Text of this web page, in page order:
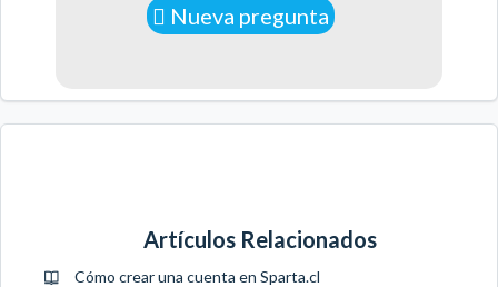
Nueva pregunta
Artículos Relacionados
Cómo crear una cuenta en Sparta.cl